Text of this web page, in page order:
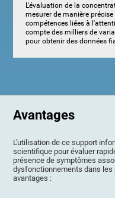
L'évaluation de la
mesurer de manière
compétences liées à
compte des milliers de
pour obtenir des données
Avantages
L'utilisation de ce support
scientifique pour évaluer
présence de symptômes
dysfonctionnements dans
avantages :